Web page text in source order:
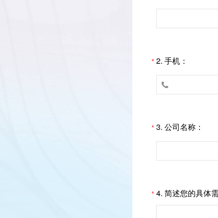
*2. 手机：

*3. 公司名称：
*4. 简述您的具体